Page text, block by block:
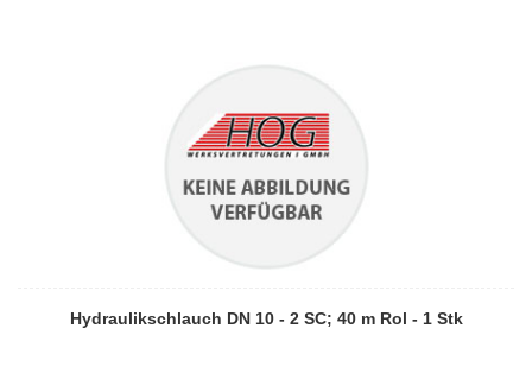
Hydraulikschlauch DN 10 - 2 SC; 40 m Rol - 1 Stk